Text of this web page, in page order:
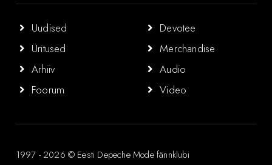
Uudised
Üritused
Arhiiv
Foorum
Devotee
Merchandise
Audio
Video
1997 - 2026 © Eesti Depeche Mode fännklubi